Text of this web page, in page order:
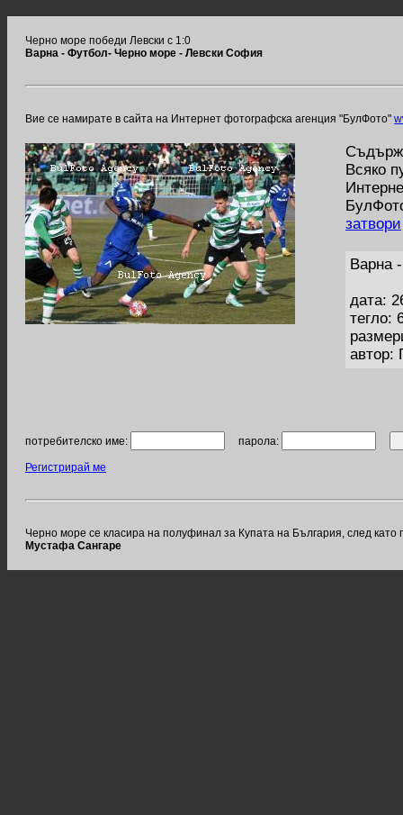
Черно море победи Левски с 1:0
Варна - Футбол- Черно море - Левски София
Вие се намирате в сайта на Интернет фотографска агенция "БулФото"
Всяко
затвори
Варна
дата:
тегло:
автор:
потребителско име: парола:
Регистрирай ме
Черно море се класира на полуфинал за Купата на България, след като
Мустафа Сангаре